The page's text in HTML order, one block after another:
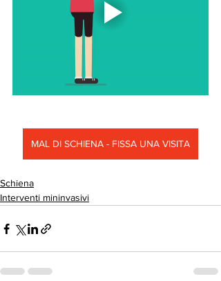
MAL DI SCHIENA - FISSA UNA VISITA
Schiena
Interventi mininvasivi